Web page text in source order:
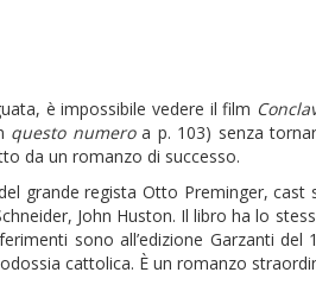
è impossibile vedere il film
questo numeroa p. 103) senza
da un romanzo di successo.
grande regista Otto Preminger, cast
John Huston. Il libro ha lo
sono all’edizione Garzanti
cattolica. È un romanzo